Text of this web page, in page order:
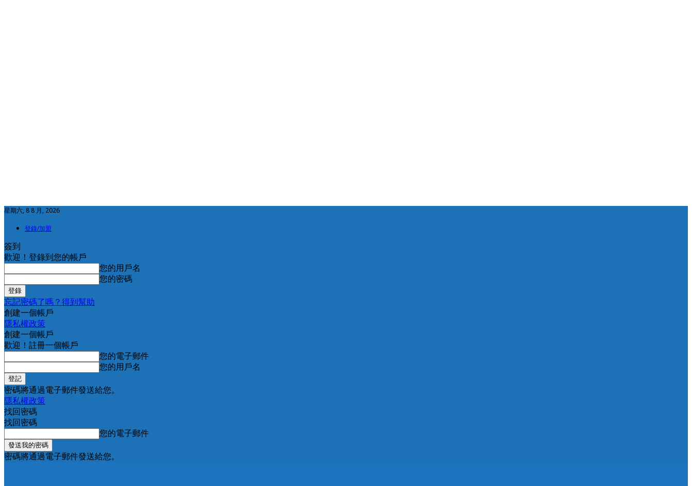
星期六, 8 8 月, 2026
登錄/加盟
簽到
歡迎！登錄到您的帳戶
您的用戶名
您的密碼
忘記密碼了嗎？得到幫助
創建一個帳戶
隱私權政策
創建一個帳戶
歡迎！註冊一個帳戶
您的電子郵件
您的用戶名
密碼將通過電子郵件發送給您。
隱私權政策
找回密碼
找回密碼
您的電子郵件
密碼將通過電子郵件發送給您。